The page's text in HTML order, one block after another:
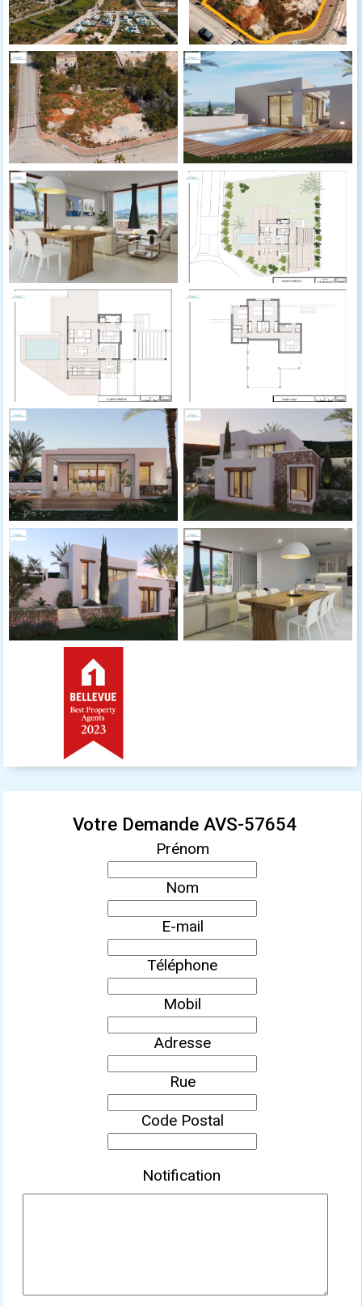
Votre Demande AVS-57654
Prénom
Nom
E-mail
Téléphone
Mobil
Adresse
Rue
Code Postal
Notification